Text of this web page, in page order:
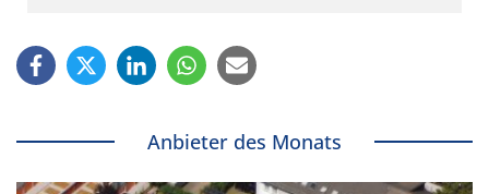
Anbieter des Monats